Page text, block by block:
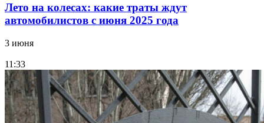
Лето на колесах: какие траты ждут
автомобилистов с июня 2025 года
3 июня
11:33